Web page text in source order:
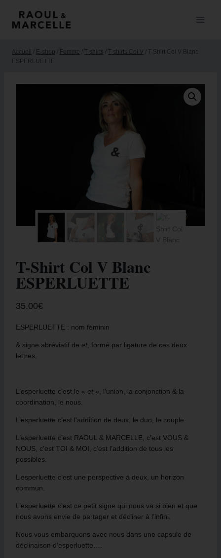
Accueil / E-shop / Femme / T-shirts / T-shirts Col V / T-Shirt Col V Blanc
ESPERLUETTE
T-Shirt Col V Blanc
ESPERLUETTE
35.00€
ESPERLUETTE : nom féminin
& signe abréviatif de et , formé par ligature de ces deux
lettres.
L’esperluette c’est le « et », l’union, la conjonction & la
coordination, le nous.
L’esperluette c’est l’addition de deux, le duo, le couple.
L’esperluette c’est RAOUL & MARCELLE, c’est VOUS &
NOUS, c’est TOI & MOI, c’est l’addition de tous les
possibles.
L’esperluette c’est une perspective à deux, un horizon
commun.
L’esperluette c’est ce petit signe qui nous va si bien et que
nous avons envie de partager et décliner à l’infini.
Nous vous embarquons avec nous dans une capsule de
déclinaison d’esperluette….